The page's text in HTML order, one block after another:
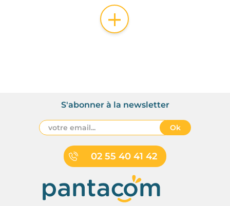
+
02 55 40 41 42
S'abonner à la newsletter
Ok